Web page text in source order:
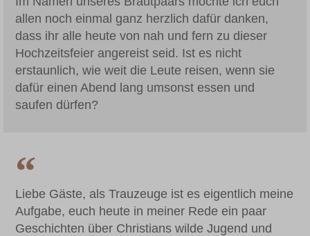
allen noch einmal ganz herzlich dafür danken,
dass ihr alle heute von nah und fern zu dieser
Hochzeitsfeier angereist seid. Ist es nicht
erstaunlich, wie weit die Leute reisen, wenn sie
dafür einen Abend lang umsonst essen und
saufen dürfen?
Liebe Gäste, als Trauzeuge ist es eigentlich meine
Aufgabe, euch heute in meiner Rede ein paar
Geschichten über Christians wilde Jugend und